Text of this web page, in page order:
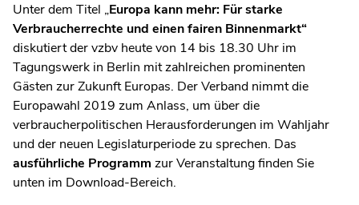
Unter dem Titel „Europa kann mehr: Für starke
Verbraucherrechte und einen fairen Binnenmarkt“
diskutiert der vzbv heute von 14 bis 18.30 Uhr im
Tagungswerk in Berlin mit zahlreichen prominenten
Gästen zur Zukunft Europas. Der Verband nimmt die
Europawahl 2019 zum Anlass, um über die
verbraucherpolitischen Herausforderungen im Wahljahr
und der neuen Legislaturperiode zu sprechen. Das
ausführliche Programm zur Veranstaltung finden Sie
unten im Download-Bereich.